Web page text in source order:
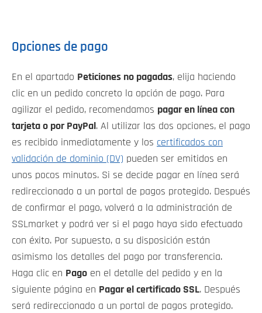
Opciones de pago
En el apartado Peticiones no pagadas, elija haciendo
clic en un pedido concreto la opción de pago. Para
agilizar el pedido, recomendamos pagar en línea con
tarjeta o por PayPal . Al utilizar las dos opciones, el pago
es recibido inmediatamente y los certificados con
validación de dominio (DV) pueden ser emitidos en
unos pocos minutos. Si se decide pagar en línea será
redireccionado a un portal de pagos protegido. Después
de confirmar el pago, volverá a la administración de
SSLmarket y podrá ver si el pago haya sido efectuado
con éxito. Por supuesto, a su disposición están
asimismo los detalles del pago por transferencia.
Haga clic en Pago en el detalle del pedido y en la
siguiente página en Pagar el certificado SSL. Después
será redireccionado a un portal de pagos protegido.